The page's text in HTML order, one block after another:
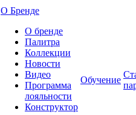
О Бренде
О бренде
Палитра
Коллекции
Новости
Видео
Программа
лояльности
Конструктор
Обучение